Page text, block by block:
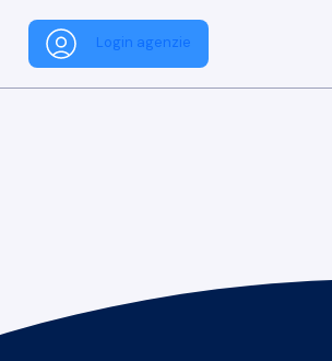
Login agenzie